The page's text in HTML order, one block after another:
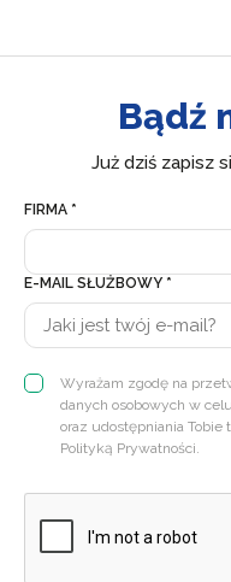
Bądź
Już dziś zapisz